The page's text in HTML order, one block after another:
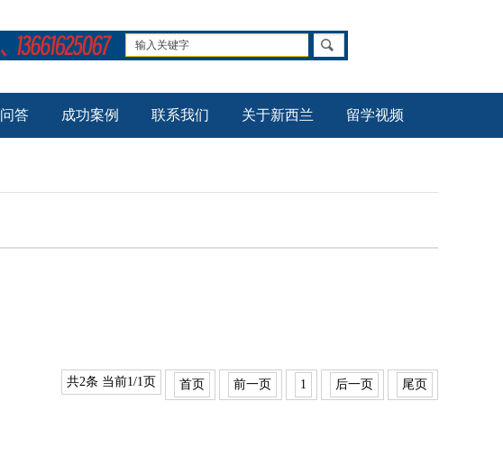
答 成功案例 联系我们 关于新西兰 留学视频
共2条 当前1/1页 首页 前一页 1 后一页 尾页